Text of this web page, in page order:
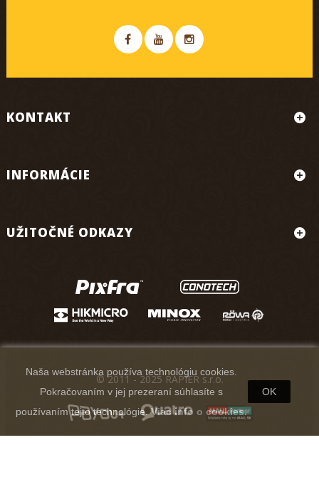
KONTAKT
INFORMÁCIE
UŽITOČNÉ ODKAZY
Naša webstránka používa technológiu cookies.
Pokračovaním v jej prezeraní súhlasíte s
používaním tejto technológie.Viac info o cookies.
OK
© 2011 - 2025 RAPIER s.r.o.